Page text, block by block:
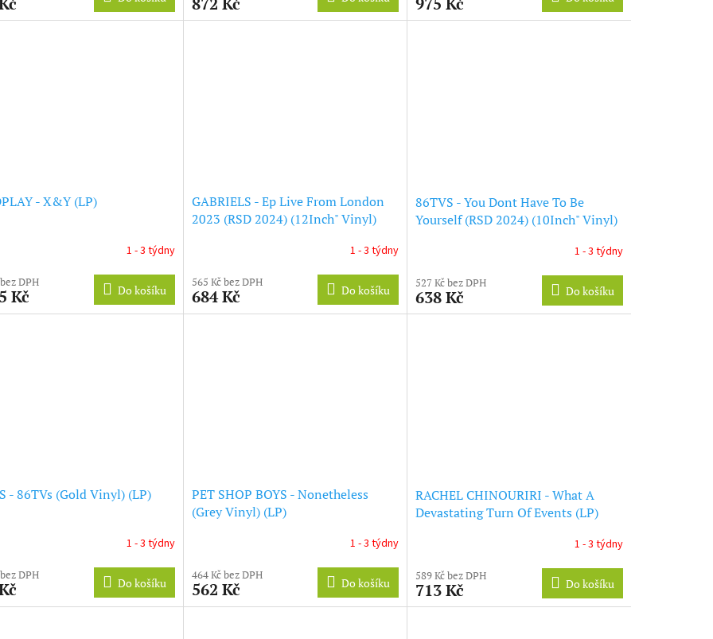
- X&Y (LP)
1 - 3 týdny
DPH
Kč Do košíku
GABRIELS - Ep Live From London
2023 (RSD 2024) (12Inch" Vinyl)
1 - 3 týdny
565 Kč bez DPH
684 Kč Do košíku
86TVS - You Dont Have To Be
Yourself (RSD 2024) (10Inch" Vinyl)
1 - 3 týdny
527 Kč bez DPH
638 Kč Do košíku
- 86TVs (Gold Vinyl) (LP)
1 - 3 týdny
DPH
Do košíku
PET SHOP BOYS - Nonetheless
(Grey Vinyl) (LP)
1 - 3 týdny
464 Kč bez DPH
562 Kč Do košíku
RACHEL CHINOURIRI - What A
Devastating Turn Of Events (LP)
1 - 3 týdny
589 Kč bez DPH
713 Kč Do košíku